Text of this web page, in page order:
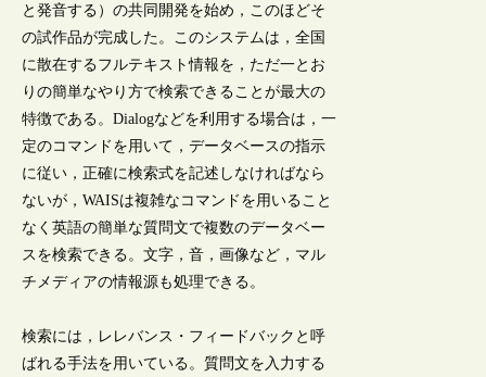
と発音する）の共同開発を始め，このほどそ
の試作品が完成した。このシステムは，全国
に散在するフルテキスト情報を，ただ一とお
りの簡単なやり方で検索できることが最大の
特徴である。Dialogなどを利用する場合は，一
定のコマンドを用いて，データベースの指示
に従い，正確に検索式を記述しなければなら
ないが，WAISは複雑なコマンドを用いること
なく英語の簡単な質問文で複数のデータベー
スを検索できる。文字，音，画像など，マル
チメディアの情報源も処理できる。
検索には，レレバンス・フィードバックと呼
ばれる手法を用いている。質問文を入力する